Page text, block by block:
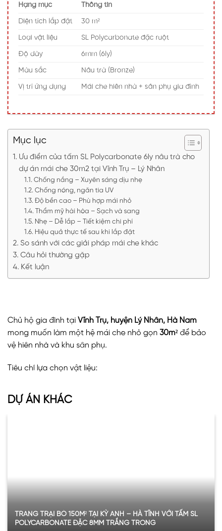
Hạng mục Thông tin
Diện tích lắp đặt 30 m²
Loại vật liệu SL Polycarbonate đặc ruột
Độ dày 6mm (6ly)
Màu sắc Nâu trà (Bronze)
Vị trí ứng dụng Mái che hiên nhà + sân phụ gia đình
Mục lục
Ưu điểm của tấm SL Polycarbonate 6ly nâu trà cho
dự án mái che 30m2 tại Vĩnh Trụ – Lý Nhân
Chống nắng – Xuyên sáng dịu nhẹ
Chống nóng, ngăn tia UV
Độ bền cao – Phù hợp mái nhỏ
Thẩm mỹ hài hòa – Sạch và sang
Nhẹ – Dễ lắp – Tiết kiệm chi phí
Hiệu quả thực tế sau khi lắp đặt
So sánh với các giải pháp mái che khác
Câu hỏi thường gặp
Kết luận
Chủ hộ gia đình tại Vĩnh Trụ, huyện Lý Nhân, Hà Nam
mong muốn làm một hệ mái che nhỏ gọn 30m² để bảo
vệ hiên nhà và khu sân phụ.
Tiêu chí lựa chọn vật liệu:
Chống nắng tốt – tránh oi nóng miền Bắc
Lấy sáng tự nhiên, không tối không gian
DỰ ÁN KHÁC
TRANG TRẠI BÒ 150M² TẠI KỲ ANH – HÀ TĨNH VỚI TẤM SL
POLYCARBONATE ĐẶC 8MM TRẮNG TRONG